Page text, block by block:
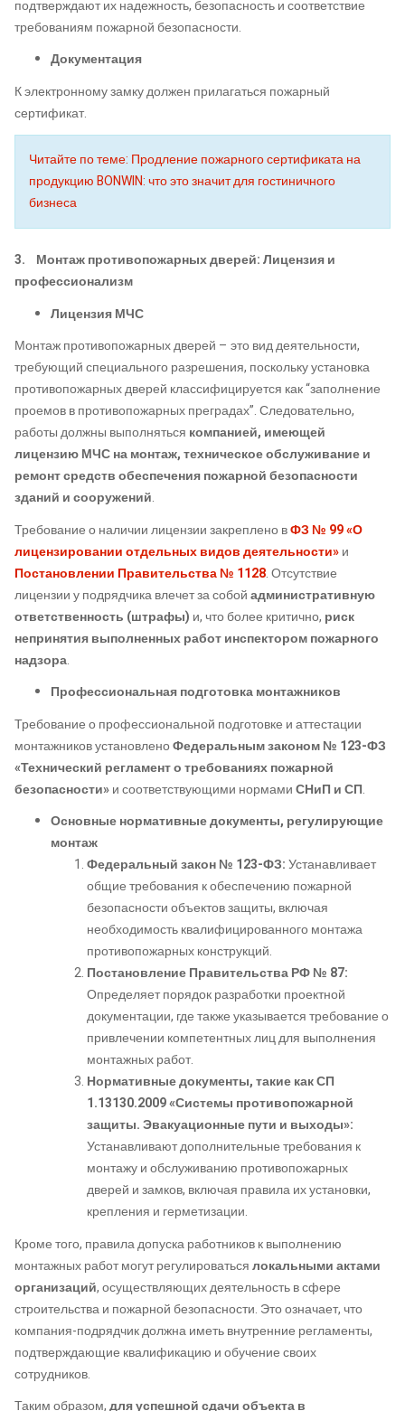
подтверждают их надежность, безопасность и соответствие
требованиям пожарной безопасности.
Документация
К электронному замку должен прилагаться пожарный
сертификат.
Читайте по теме: Продление пожарного сертификата на
продукцию BONWIN: что это значит для гостиничного
бизнеса
3. Монтаж противопожарных дверей: Лицензия и
профессионализм
Лицензия МЧС
Монтаж противопожарных дверей – это вид деятельности,
требующий специального разрешения, поскольку установка
противопожарных дверей классифицируется как “заполнение
проемов в противопожарных преградах”. Следовательно,
работы должны выполняться компанией, имеющей
лицензию МЧС на монтаж, техническое обслуживание и
ремонт средств обеспечения пожарной безопасности
зданий и сооружений.
Требование о наличии лицензии закреплено вФЗ № 99 «О
лицензировании отдельных видов деятельности»и
Постановлении Правительства № 1128. Отсутствие
лицензии у подрядчика влечет за собойадминистративную
ответственность (штрафы) и, что более критично, риск
непринятия выполненных работ инспектором пожарного
надзора.
Профессиональная подготовка монтажников
Требование о профессиональной подготовке и аттестации
монтажников установленоФедеральным законом № 123-ФЗ
«Технический регламент о требованиях пожарной
безопасности»и соответствующими нормамиСНиП и СП.
Основные нормативные документы, регулирующие
монтаж
Федеральный закон № 123-ФЗ:Устанавливает
общие требования к обеспечению пожарной
безопасности объектов защиты, включая
необходимость квалифицированного монтажа
противопожарных конструкций.
Постановление Правительства РФ № 87:
Определяет порядок разработки проектной
документации, где также указывается требование о
привлечении компетентных лиц для выполнения
монтажных работ.
Нормативные документы, такие как СП
1.13130.2009 «Системы противопожарной
защиты. Эвакуационные пути и выходы»:
Устанавливают дополнительные требования к
монтажу и обслуживанию противопожарных
дверей и замков, включая правила их установки,
крепления и герметизации.
Кроме того, правила допуска работников к выполнению
монтажных работ могут регулироватьсялокальными актами
организаций, осуществляющих деятельность в сфере
строительства и пожарной безопасности. Это означает, что
компания-подрядчик должна иметь внутренние регламенты,
подтверждающие квалификацию и обучение своих
сотрудников.
Таким образом,для успешной сдачи объекта в